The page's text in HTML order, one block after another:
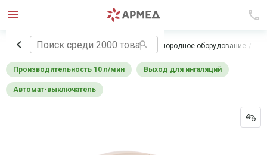
Главная Медицинское оборудование Кислородное оборудование
Производительность 10 л/мин Выход для ингаляций
Автомат-выключатель